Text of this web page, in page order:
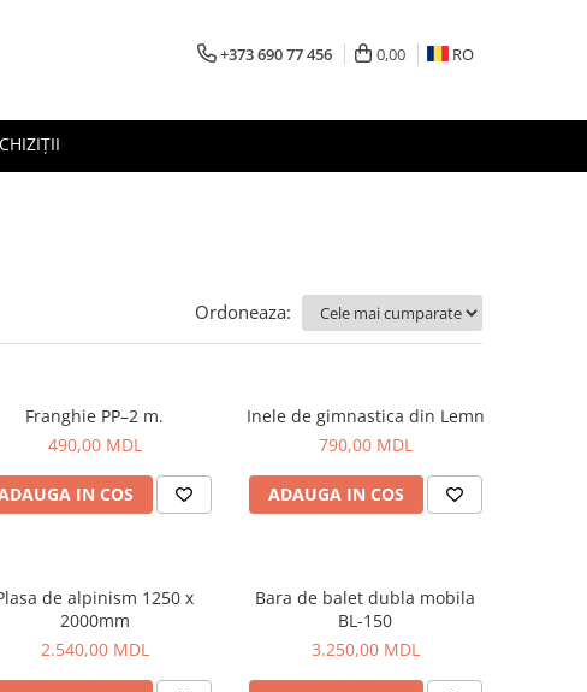
+373 690 77 456 0,00 RO
Ordoneaza:
Franghie PP–2 m.
490,00 MDL
IN COS
Inele de gimnastica din Lemn
790,00 MDL
ADAUGA IN COS
de alpinism 1250 x
2000mm
2.540,00 MDL
Bara de balet dubla mobila
BL-150
3.250,00 MDL